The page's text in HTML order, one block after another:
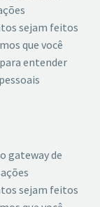
sejam feitos
que você
entender
gateway de
sejam feitos